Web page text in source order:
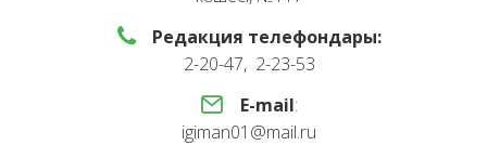
Редакция телефондары:
2-20-47, 2-23-53
E-mail:
igiman01@mail.ru